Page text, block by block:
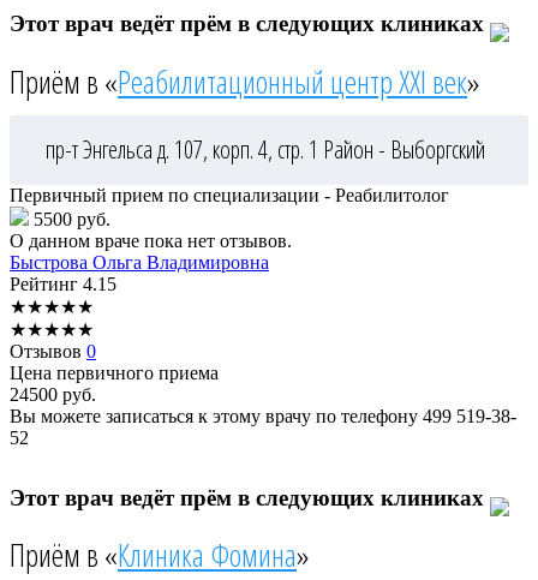
Этот врач ведёт прём в следующих клиниках
Приём в «Реабилитационный центр XXI век»
пр-т Энгельса д. 107, корп. 4, стр. 1 Район - Выборгский
Первичный прием по специализации - Реабилитолог
5500 руб.
О данном враче пока нет отзывов.
Быстрова Ольга Владимировна
Рейтинг 4.15
★★★★★
★★★★★
Отзывов 0
Цена первичного приема
24500 руб.
Вы можете записаться к этому врачу по телефону 499 519-38-
52
Этот врач ведёт прём в следующих клиниках
Приём в «Клиника Фомина»